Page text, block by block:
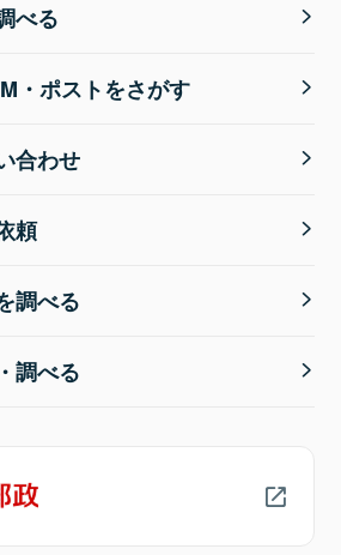
べる
・ポストをさがす
合わせ
頼
調べる
調べる